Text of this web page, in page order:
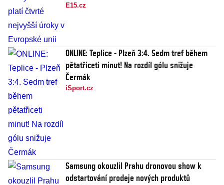
E15.cz
ONLINE: Teplice - Plzeň 3:4. Sedm tref během
pětatřiceti minut! Na rozdíl gólu snižuje
Čermák
iSport.cz
Samsung okouzlil Prahu dronovou show k
odstartování prodeje nových produktů